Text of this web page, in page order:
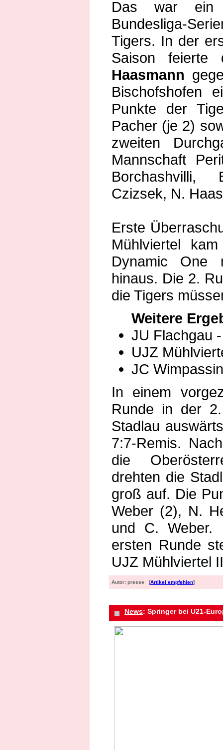
Das war ein
Bundesliga-
Tigers. In der
Saison
Haasmann
Bischofshofen
Punkte der
Pacher (je 2)
zweiten
Mannschaft
Borchashvilli,
Czizsek, N.
Erste
Mühlviertel
Dynamic One
hinaus. Die 2.
die Tigers
Weitere
JU Flachgau
UJZ
JC
In einem
Runde in der
Stadlau
7:7-Remis.
die
drehten die
groß auf. Die
Weber (2), N.
und C. Weber.
ersten Runde
UJZ Mühlviertel
Autor: presse [Artikel empfehlen]
News: Springer bei U21-